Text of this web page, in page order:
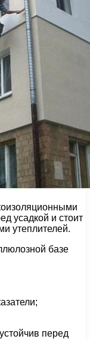
усадкой и стоит
утеплителей.
базе
перед